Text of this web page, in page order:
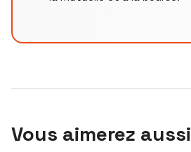
Vous aimerez aussi